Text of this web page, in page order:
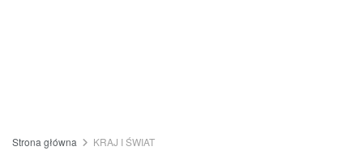
Strona główna KRAJ I ŚWIAT